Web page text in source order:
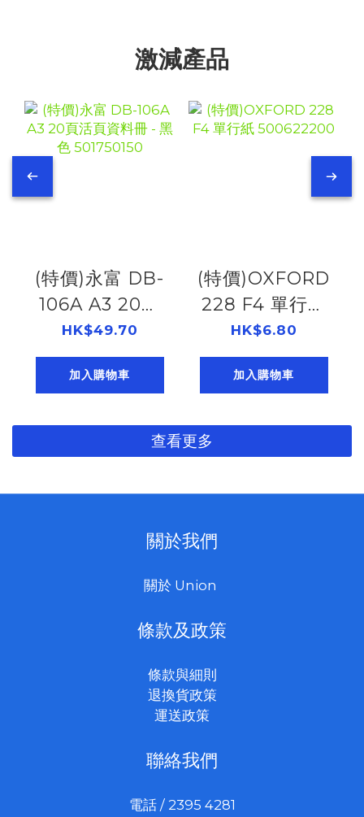
激減產品
(特價)永富 DB-
106A A3 20頁
活頁資料冊 - 黑
色 501750150
HK$49.70
加入購物車
(特價)OXFORD
228 F4 單行紙
500622200
HK$6.80
加入購物車
查看更多
關於我們
關於 Union
條款及政策
條款與細則
退換貨政策
運送政策
聯絡我們
電話 / 2395 4281